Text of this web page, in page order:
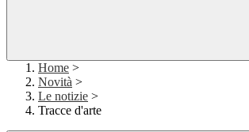
Home >
Novità >
Le notizie >
Tracce d'arte